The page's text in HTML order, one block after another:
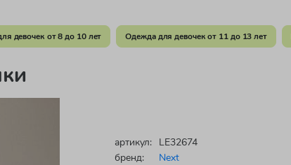
девочек от 8 до 10 лет Одежда для девочек от 11 до 13 лет
артикул: LE32674
бренд:
Next